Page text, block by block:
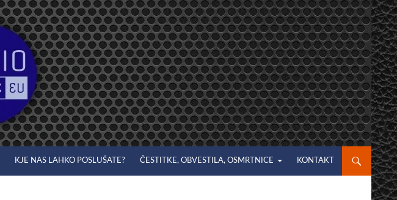
KJE NAS LAHKO POSLUŠATE? ČESTITKE, OBVESTILA, OSMRTNICE KONTAKT